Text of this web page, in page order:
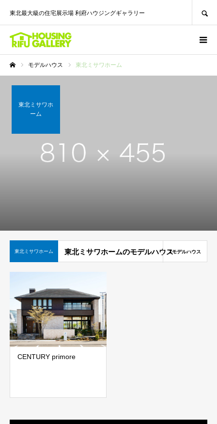
東北最大級の住宅展示場 利府ハウジングギャラリー
モデルハウス 東北ミサワホーム
東北ミサワホ
ーム
東北ミサワホーム 東北ミサワホームのモデルハウス1モデルハウス
CENTURY primore